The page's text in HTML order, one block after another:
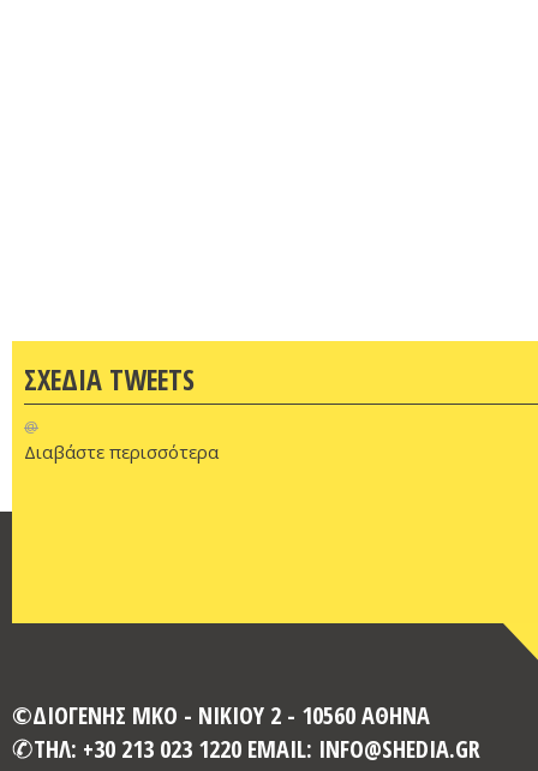
ΣΧΕΔΙΑ TWEETS
@
Διαβάστε περισσότερα
©ΔΙΟΓΕΝΗΣ ΜΚΟ - ΝΙΚΙΟΥ 2 - 10560 ΑΘΗΝΑ
ΤΗΛ: +30 213 023 1220 EMAIL: INFO@SHEDIA.GR